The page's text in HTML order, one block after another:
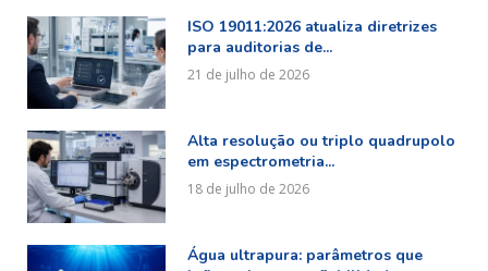
ISO 19011:2026 atualiza diretrizes
para auditorias de...
21 de julho de 2026
Alta resolução ou triplo quadrupolo
em espectrometria...
18 de julho de 2026
Água ultrapura: parâmetros que